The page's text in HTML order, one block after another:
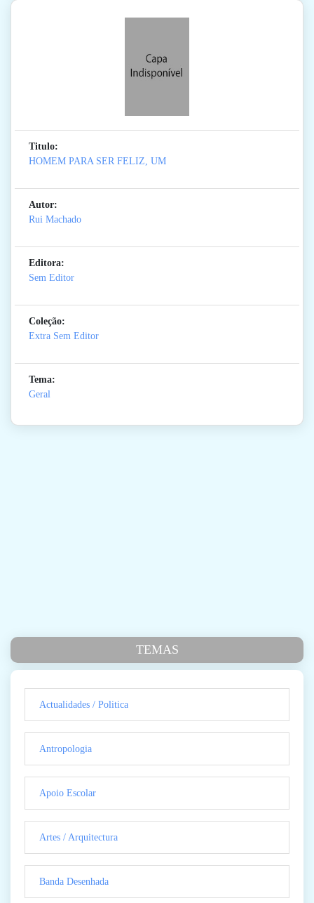
Titulo:
HOMEM PARA SER FELIZ, UM
Autor:
Rui Machado
Editora:
Sem Editor
Coleção:
Extra Sem Editor
Tema:
Geral
TEMAS
Actualidades / Politica
Antropologia
Apoio Escolar
Artes / Arquitectura
Banda Desenhada